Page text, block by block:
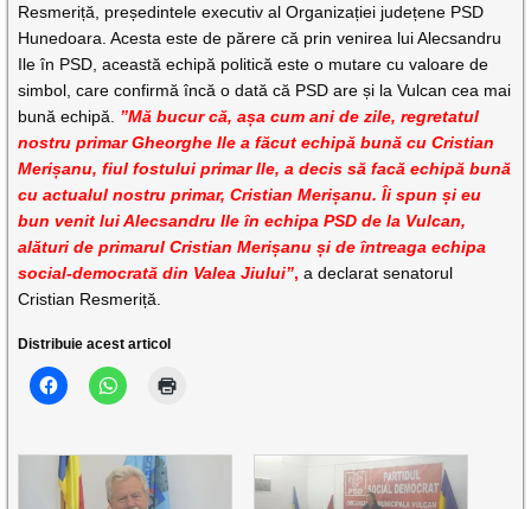
Resmeriță, președintele executiv al Organizației județene PSD
Hunedoara. Acesta este de părere că prin venirea lui Alecsandru
Ile în PSD, această echipă politică este o mutare cu valoare de
simbol, care confirmă încă o dată că PSD are și la Vulcan cea mai
bună echipă. ”Mă bucur că, așa cum ani de zile, regretatul
nostru primar Gheorghe Ile a făcut echipă bună cu Cristian
Merișanu, fiul fostului primar Ile, a decis să facă echipă bună
cu actualul nostru primar, Cristian Merișanu. Îi spun și eu
bun venit lui Alecsandru Ile în echipa PSD de la Vulcan,
alături de primarul Cristian Merișanu și de întreaga echipa
social-democrată din Valea Jiului”, a declarat senatorul
Cristian Resmeriță.
Distribuie acest articol